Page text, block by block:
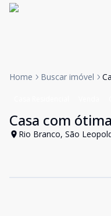
Home Buscar imóvel
Casa com
Rio Branco, São